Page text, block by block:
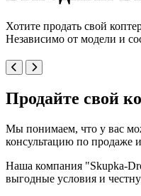
Хотите продать свой
Независимо от модели и
Продайте свой
Мы понимаем, что у вас
консультацию по продаже
Наша компания "Skupka-
выгодные условия и